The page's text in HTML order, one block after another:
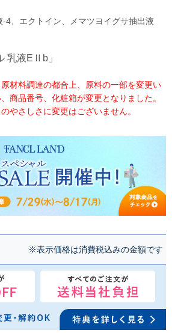
4、エクトイン、メマツヨイグサ抽出液
乳液EⅡb」
材料調達の都合上、原料の一部を変更い
商品番号、化粧箱が変更となりました。
やさしさに変更はございません。
※表示価格は消費税込みの金額です